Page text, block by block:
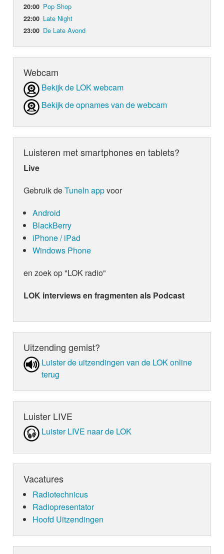
20:00 Pop Shop
22:00 Late Night
23:00 De Late Avond
Webcam
Bekijk de LOK webcam
Bekijk de opnames van de webcam
Luisteren met smartphones en tablets?
Live
Gebruik deTuneIn appvoor
Android
BlackBerry
iPhone / iPad
Windows Phone
en zoek op "LOK radio"
LOK interviews en fragmenten als Podcast
Uitzending gemist?
Luister de uit­zen­din­gen van de LOK online
terug
Luister LIVE
Luister LIVE naar de LOK
Vacatures
Radiotechnicus
Radiopresentator
Hoofd Uitzendingen